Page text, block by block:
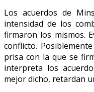
Los acuerdos de
intensidad de los
firmaron los mismos.
conflicto.
prisa con la que se
interpreta los
mejor dicho, retardan